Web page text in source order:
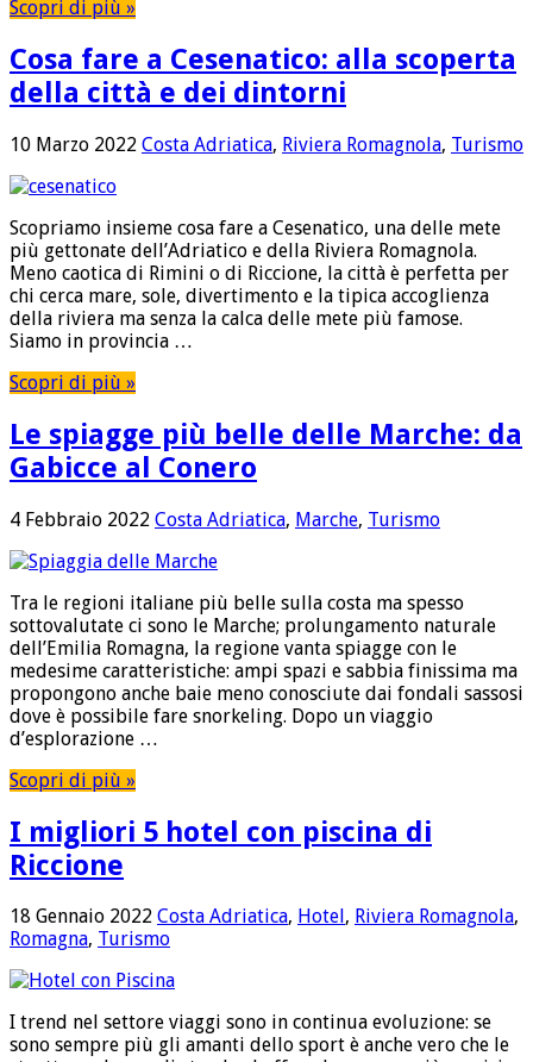
Scopri di più »
Cosa fare a Cesenatico: alla scoperta
della città e dei dintorni
10 Marzo 2022 Costa Adriatica, Riviera Romagnola, Turismo
Scopriamo insieme cosa fare a Cesenatico, una delle mete
più gettonate dell’Adriatico e della Riviera Romagnola.
Meno caotica di Rimini o di Riccione, la città è perfetta per
chi cerca mare, sole, divertimento e la tipica accoglienza
della riviera ma senza la calca delle mete più famose.
Siamo in provincia …
Scopri di più »
Le spiagge più belle delle Marche: da
Gabicce al Conero
4 Febbraio 2022 Costa Adriatica, Marche, Turismo
Tra le regioni italiane più belle sulla costa ma spesso
sottovalutate ci sono le Marche; prolungamento naturale
dell’Emilia Romagna, la regione vanta spiagge con le
medesime caratteristiche: ampi spazi e sabbia finissima ma
propongono anche baie meno conosciute dai fondali sassosi
dove è possibile fare snorkeling. Dopo un viaggio
d’esplorazione …
Scopri di più »
I migliori 5 hotel con piscina di
Riccione
18 Gennaio 2022 Costa Adriatica, Hotel , Riviera Romagnola,
Romagna, Turismo
I trend nel settore viaggi sono in continua evoluzione: se
sono sempre più gli amanti dello sport è anche vero che le